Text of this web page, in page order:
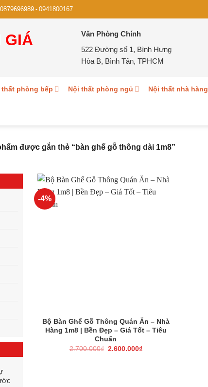
0879696989- 0941800167
Văn Phòng Chính
522 Đường số 1, Bình Hưng
Hòa B, Bình Tân, TPHCM
thất phòng bếp Nội thất phòng ngủ Nội thất nhà hàng
được gắn thẻ “bàn ghế gỗ thông dài 1m8”
-4%
Bộ Bàn Ghế Gỗ Thông Quán Ăn – Nhà
Hàng 1m8 | Bền Đẹp – Giá Tốt – Tiêu
Chuẩn
2.700.000₫ Giá
2.600.000₫Giá